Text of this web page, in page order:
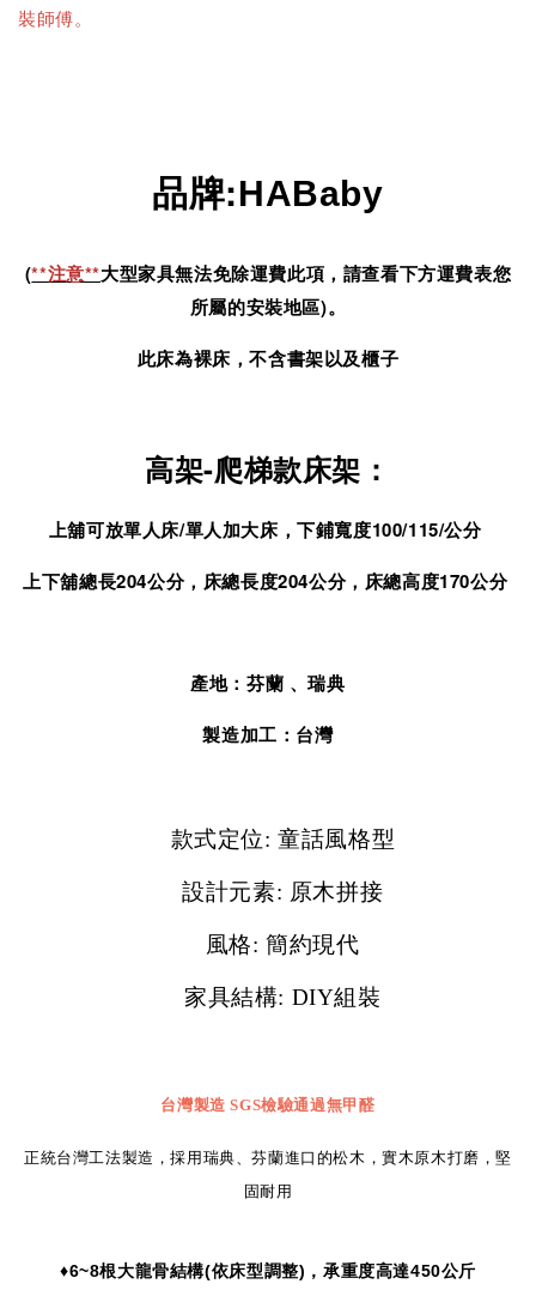
裝師傅。
品牌:HABaby
(**注意**大型家具無法免除運費此項，請查看下方運費表您
所屬的安裝地區)。
此床為裸床，不含書架以及櫃子
高架-爬梯款床架：
上舖可放單人床/單人加大床，下鋪寬度100/115/公分
上下舖總長204公分，床總長度204公分，床總高度170公分
產地：芬蘭 、瑞典
製造加工：台灣
款式定位: 童話風格型
設計元素: 原木拼接
風格: 簡約現代
家具結構: DIY組裝
台灣製造 SGS檢驗通過無甲醛
正統台灣工法製造，採用瑞典、芬蘭進口的松木，實木原木打磨，堅
固耐用
♦6~8根大龍骨結構(依床型調整) ，承重度高達450公斤